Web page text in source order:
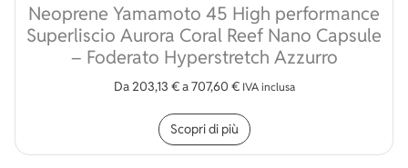
Neoprene Yamamoto 45 High performance
Superliscio Aurora Coral Reef Nano Capsule
– Foderato Hyperstretch Azzurro
Da203,13 €a707,60 € IVA inclusa
Scopri di più